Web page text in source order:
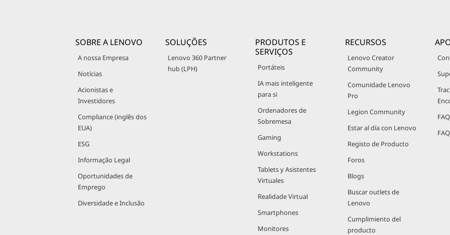
SOBRE A LENOVO
A nossa Empresa
Notícias
Acionistas e
Investidores
Compliance (inglês dos
EUA)
ESG
Informação Legal
Oportunidades de
Emprego
Diversidade e Inclusão
SOLUÇÕES
Lenovo 360 Partner
hub (LPH)
PRODUTOS E
SERVIÇOS
Portáteis
IA mais inteligente
para si
Ordenadores de
Sobremesa
Gaming
Workstations
Tablets y Asistentes
Virtuales
Realidade Virtual
Smartphones
Monitores
RECURSOS
Lenovo Creator
Community
Comunidade Lenovo
Pro
Legion Community
Estar al día con Lenovo
Registo de Producto
Foros
Blogs
Buscar outlets de
Lenovo
Cumplimiento del
producto